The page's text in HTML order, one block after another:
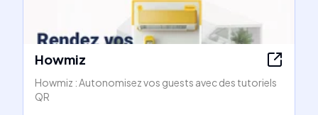
Howmiz
Howmiz : Autonomisez vos guests avec des tutoriels
QR